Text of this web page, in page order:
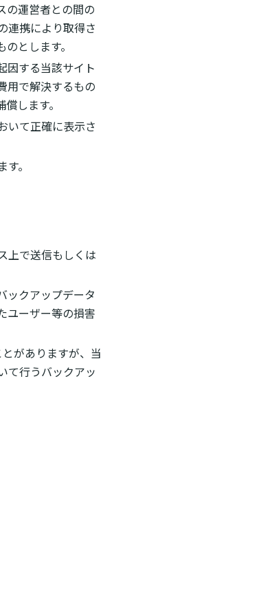
の運営者との間の
連携により取得さ
とします。
因する当該サイト
用で解決するもの
します。
いて正確に表示さ
。
上で送信もしくは
ックアップデータ
ユーザー等の損害
がありますが、当
て行うバックアッ